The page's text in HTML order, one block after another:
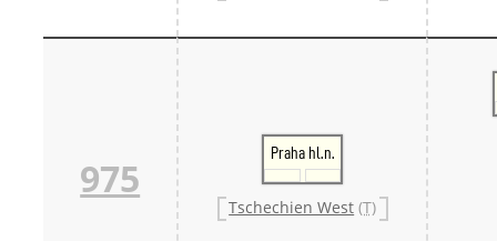
975
Praha hl.n.
Tschechien West (T)